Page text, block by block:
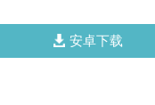
安卓下载